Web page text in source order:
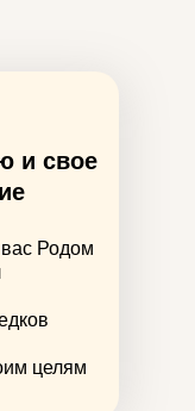
вас Родом
целям
и свое